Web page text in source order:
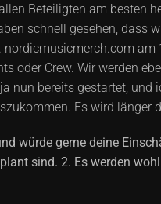
Beteiligten am besten
schnell gesehen, dass
oder Crew. Wir werden
nun bereits gestartet, und
Es wird länger
würde gerne deine
sind. 2. Es werden